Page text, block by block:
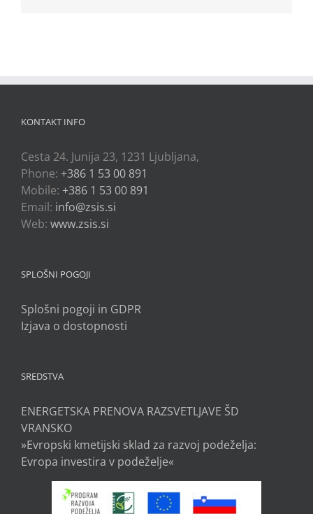
KONTAKT INFO
Cesta 24. Junija 23, 1231 Ljubljana,
Phone: +386 1 53 00 891
Mobile: +386 1 53 00 891
Email: info@zsis.si
Web: www.zsis.si
SPLOŠNI POGOJI
Splošni pogoji in GDPR
Izjava o dostopnosti
SREDSTVA
ENERGETSKA PRENOVA RAZSVETLJAVE ŠD
VRANSKO
»Evropski kmetijski sklad za razvoj podeželja:
Evropa investira v podeželje«